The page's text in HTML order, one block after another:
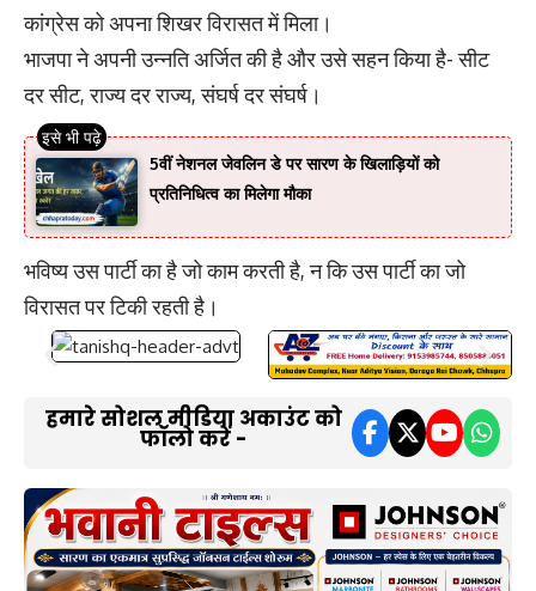
कांग्रेस को अपना शिखर विरासत में मिला।
भाजपा ने अपनी उन्नति अर्जित की है और उसे सहन किया है- सीट
दर सीट, राज्य दर राज्य, संघर्ष दर संघर्ष।
5वीं नेशनल जेवलिन डे पर सारण के खिलाड़ियों को
प्रतिनिधित्व का मिलेगा मौका
भविष्य उस पार्टी का है जो काम करती है, न कि उस पार्टी का जो
विरासत पर टिकी रहती है।
हमारे सोशल मीडिया अकाउंट को
फॉलो करें -